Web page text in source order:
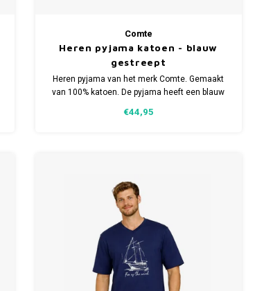
Comte
Heren pyjama katoen - blauw
gestreept
Heren pyjama van het merk Comte. Gemaakt
van 100% katoen. De pyjama heeft een blauw
maten.
€44,95